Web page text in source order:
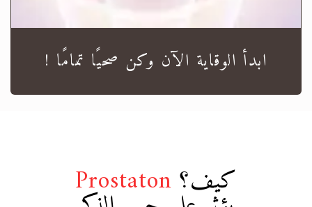
ابدأ الوقاية الآن وكن صحيًا تمامًا !
كيف؟ Prostaton